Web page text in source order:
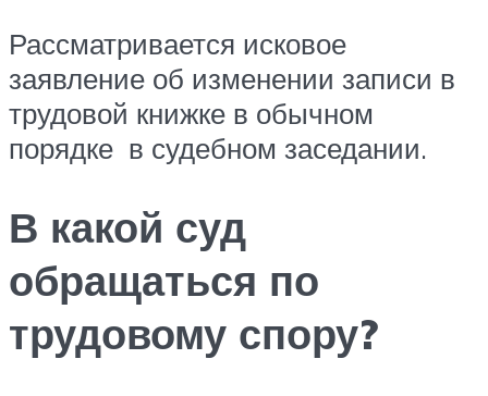
Рассматривается исковое
заявление об изменении записи в
трудовой книжке в обычном
порядке в судебном заседании.
В какой суд
обращаться по
трудовому спору?